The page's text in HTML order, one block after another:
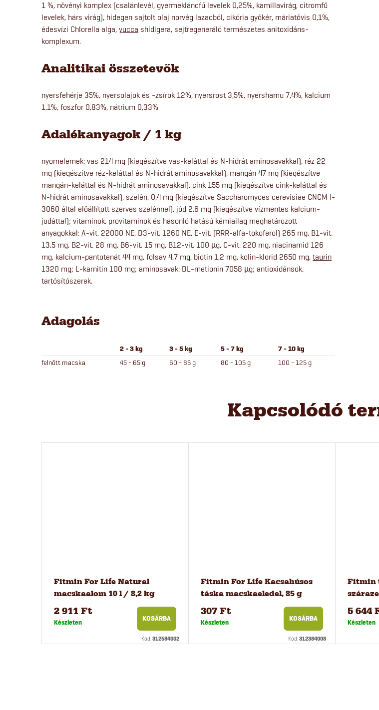
1 %, növényi komplex (csalánlevél, gyermekláncfű levelek 0,25%, kamillavirág, citromfű
levelek, hárs virág), hidegen sajtolt olaj norvég lazacból, cikória gyökér, máriatövis 0,1%,
édesvízi Chlorella alga, yucca shidigera, sejtregeneráló természetes anitoxidáns-
komplexum.
Analitikai összetevők
nyersfehérje 35%, nyersolajok és -zsírok 12%, nyersrost 3,5%, nyershamu 7,4%, kalcium
1,1%, foszfor 0,83%, nátrium 0,33%
Adalékanyagok / 1 kg
nyomelemek: vas 214 mg (kiegészítve vas-keláttal és N-hidrát aminosavakkal), réz 22
mg (kiegészítve réz-keláttal és N-hidrát aminosavakkal), mangán 47 mg (kiegészítve
mangán-keláttal és N-hidrát aminosavakkal), cink 155 mg (kiegészítve cink-keláttal és
N-hidrát aminosavakkal), szelén, 0,4 mg (kiegészítve Saccharomyces cerevisiae CNCM I-
3060 által előállított szerves szelénnel), jód 2,6 mg (kiegészítve vízmentes kalcium-
jodáttal); vitaminok, provitaminok és hasonló hatású kémiailag meghatározott
anyagokkal: A-vit. 22000 NE, D3-vit. 1260 NE, E-vit. (RRR-alfa-tokoferol) 265 mg, B1-vit.
13,5 mg, B2-vit. 28 mg, B6-vit. 15 mg, B12-vit. 100 µg, C-vit. 220 mg, niacinamid 126
mg, kalcium-pantotenát 44 mg, folsav 4,7 mg, biotin 1,2 mg, kolin-klorid 2650 mg, taurin
1320 mg; L-karnitin 100 mg; aminosavak: DL-metionin 7058 µg; antioxidánsok,
tartósítószerek.
Adagolás
2 - 3 kg 3 - 5 kg 5 - 7 kg 7 - 10 kg
felnőtt macska 45 - 65 g 60 - 85 g 80 - 105 g 100 - 125 g
Kapcsolódó
Fitmin For Life Natural
macskaalom 10 l / 8,2 kg
2 911 Ft
Készleten KOSÁRBA
Kód:312584002
Fitmin For Life Kacsahúsos
táska macskaeledel, 85 g
307 Ft
Készleten KOSÁRBA
Kód:312384008
Fitmin
5 644
Készleten